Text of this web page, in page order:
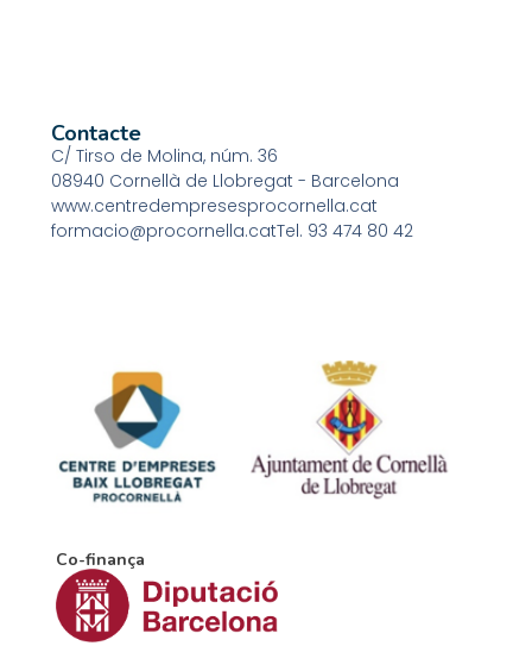
Contacte
C/ Tirso de Molina, núm. 36
08940 Cornellà de Llobregat - Barcelona
www.centredempresesprocornella.cat
formacio@procornella.catTel. 93 474 80 42
Co-finança